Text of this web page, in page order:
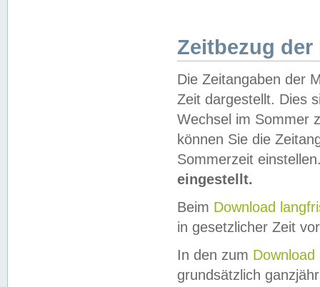
Zeitbezug der
Die Zeitangaben der
Zeit dargestellt. Dies
Wechsel im Sommer
können Sie die
Sommerzeit
eingestellt.
Beim Download
in gesetzlicher Zeit
In den zum Download
grundsätzlich